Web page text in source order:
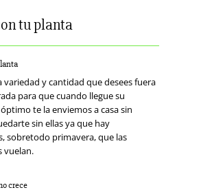
tu planta
variedad y cantidad que desees fuera
para que cuando llegue su
te la enviemos a casa sin
sin ellas ya que hay
sobretodo primavera, que las
vuelan.
crece